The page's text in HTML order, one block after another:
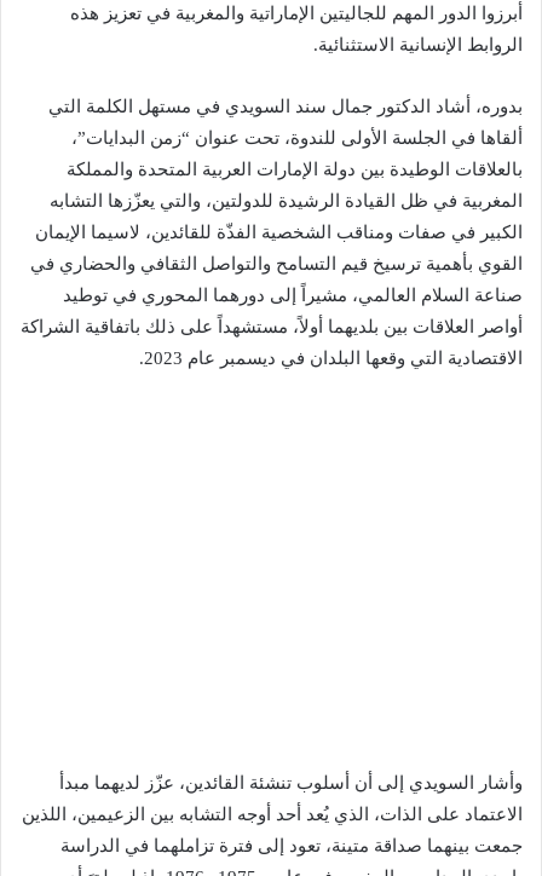
أبرزوا الدور المهم للجاليتين الإماراتية والمغربية في تعزيز هذه
الروابط الإنسانية الاستثنائية.
بدوره، أشاد الدكتور جمال سند السويدي في مستهل الكلمة التي
ألقاها في الجلسة الأولى للندوة، تحت عنوان “زمن البدايات”،
بالعلاقات الوطيدة بين دولة الإمارات العربية المتحدة والمملكة
المغربية في ظل القيادة الرشيدة للدولتين، والتي يعزّزها التشابه
الكبير في صفات ومناقب الشخصية الفذّة للقائدين، لاسيما الإيمان
القوي بأهمية ترسيخ قيم التسامح والتواصل الثقافي والحضاري في
صناعة السلام العالمي، مشيراً إلى دورهما المحوري في توطيد
أواصر العلاقات بين بلديهما أولاً، مستشهداً على ذلك باتفاقية الشراكة
الاقتصادية التي وقعها البلدان في ديسمبر عام 2023.
وأشار السويدي إلى أن أسلوب تنشئة القائدين، عزّز لديهما مبدأ
الاعتماد على الذات، الذي يُعد أحد أوجه التشابه بين الزعيمين، اللذين
جمعت بينهما صداقة متينة، تعود إلى فترة تزاملهما في الدراسة